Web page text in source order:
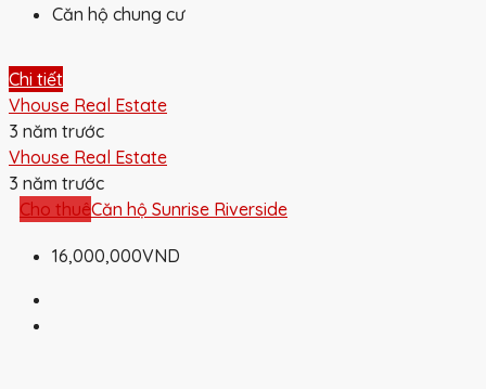
Căn hộ chung cư
Chi tiết
Vhouse Real Estate
3 năm trước
Vhouse Real Estate
3 năm trước
Cho thuêCăn hộ Sunrise Riverside
16,000,000VND